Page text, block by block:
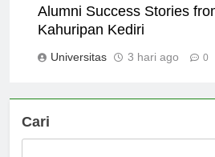
Alumni Success Stories
Kahuripan Kediri
Universitas 3 hari ago 0
Cari